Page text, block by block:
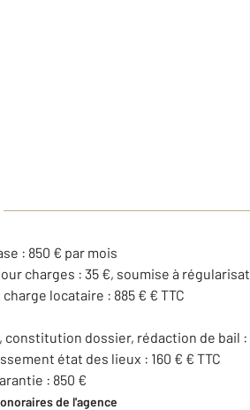
: 850 € par mois
charges : 35 €, soumise à
locataire : 885 € € TTC
constitution dossier, rédaction de bail :
état des lieux : 160 € € TTC
: 850 €
de l'agence